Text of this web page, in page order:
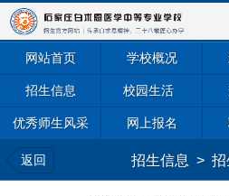
网站首页 学校概况
招生信息 校园生活
优秀师生风采 网上报名
返回 招生信息 > 招